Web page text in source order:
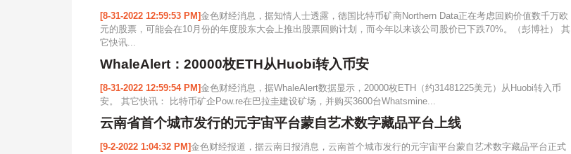
[8-31-2022 12:59:53 PM]金色财经消息，据知情人士透露，德国比特币矿商Northern Data正在考虑回购价值数千万欧
元的股票，可能会在10月份的年度股东大会上推出股票回购计划，而今年以来该公司股价已下跌70%。（彭博社） 其
它快讯...
WhaleAlert：20000枚ETH从Huobi转入币安
[8-31-2022 12:59:54 PM]金色财经消息，据WhaleAlert数据显示，20000枚ETH（约31481225美元）从Huobi转入币
安。 其它快讯： 比特币矿企Pow.re在巴拉圭建设矿场，并购买3600台Whatsmine...
云南省首个城市发行的元宇宙平台蒙自艺术数字藏品平台上线
[9-2-2022 1:04:32 PM]金色财经报道，据云南日报消息，云南首个城市发行的元宇宙平台蒙自艺术数字藏品平台正式